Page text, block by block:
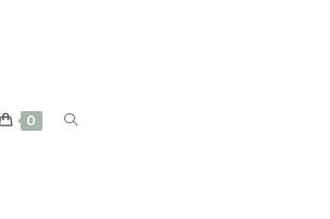
0
TOGGLE